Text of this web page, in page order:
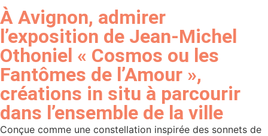
À Avignon, admirer
l’exposition de Jean-Michel
Othoniel « Cosmos ou les
Fantômes de l’Amour »,
créations in situ à parcourir
dans l’ensemble de la ville
Conçue comme une constellation inspirée des sonnets de